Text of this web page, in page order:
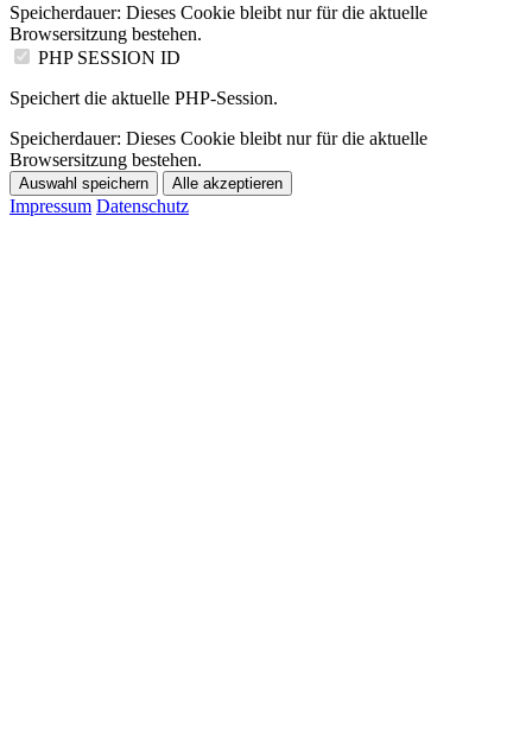
Speicherdauer: Dieses Cookie bleibt nur für die aktuelle
Browsersitzung bestehen.
PHP SESSION ID
Speichert die aktuelle PHP-Session.
Speicherdauer: Dieses Cookie bleibt nur für die aktuelle
Browsersitzung bestehen.
Auswahl speichern Alle akzeptieren
Impressum Datenschutz